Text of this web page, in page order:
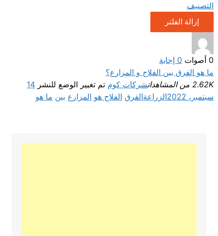
التصنيف
إزالة الفلتر
0 أصوات 0 إجابة
ما هو الفرق بين الفلاح و المزارع؟
2.62K من المشاهدات
شركات كوم تم تغيير الوضع للنشر 14
سبتمبر، 2022
الزراعةالفرق الفلاح هو المزارع بين ما هو